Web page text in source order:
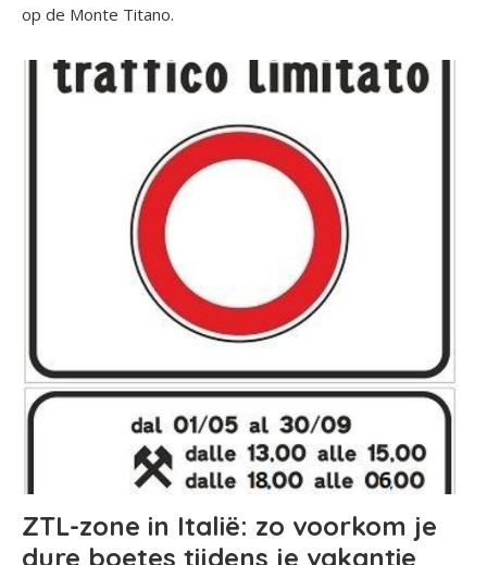
op de Monte Titano.
ZTL-zone in Italië: zo voorkom je
dure boetes tijdens je vakantie